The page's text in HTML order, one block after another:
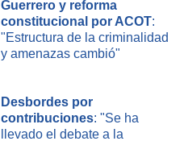
Guerrero y reforma
constitucional por ACOT:
"Estructura de la criminalidad
y amenazas cambió"
Desbordes por
contribuciones: "Se ha
llevado el debate a la